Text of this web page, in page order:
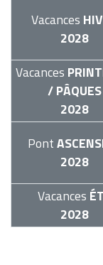
Vacances
2028
Vacances
/ PÂQUES
2028
Pont
2028
Vacances
2028